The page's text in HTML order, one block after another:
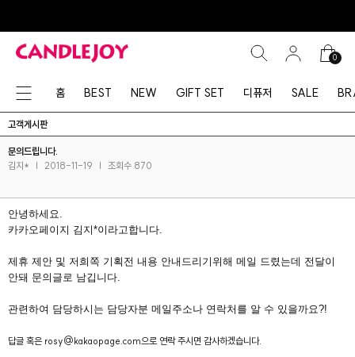
0
홈 BEST NEW GIFT SET 디퓨저 SALE
고객게시판
문의드립니다.
김지*
| 2018-11-19 | 조회수 870
안녕하세요.
카카오페이지 김지*이라고합니다.
제휴 제안 및 저희쪽 기획전 내용 안내드리기위해 메일 드렸는데 전달이
안돼 문의글로 남깁니다.
관련하여 담당하시는 담당자분 메일주소나 연락처를 알 수 있을까요?!
답글 혹은 rosy@kakaopage.com으로 연락 주시면 감사하겠습니다.